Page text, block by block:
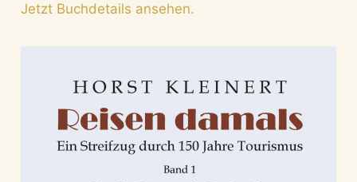
Jetzt Buchdetails ansehen.